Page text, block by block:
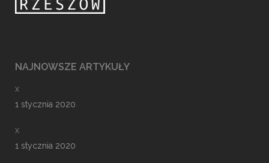
NAJNOWSZE ARTYKUŁY
x
1 stycznia 2020
x
1 stycznia 2020